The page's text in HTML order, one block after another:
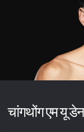
चांगथोंग एम यू डेन